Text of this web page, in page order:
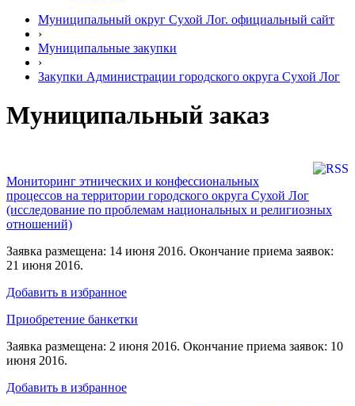
Муниципальный округ Сухой Лог. официальный сайт
›
Муниципальные закупки
›
Закупки Администрации городского округа Сухой Лог
Муниципальный заказ
Мониторинг этнических и конфессиональных
процессов на территории городского округа Сухой Лог
(исследование по проблемам национальных и религиозных
отношений)
Заявка размещена: 14 июня 2016. Окончание приема заявок:
21 июня 2016.
Добавить в избранное
Приобретение банкетки
Заявка размещена: 2 июня 2016. Окончание приема заявок: 10
июня 2016.
Добавить в избранное